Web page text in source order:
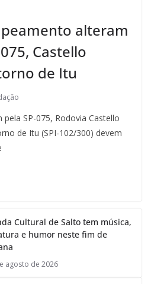
alteram
Castello
de Itu
SP-075, Rodovia Castello
de Itu (SPI-102/300) devem
Cultural de Salto tem música,
e humor neste fim de
agosto de 2026